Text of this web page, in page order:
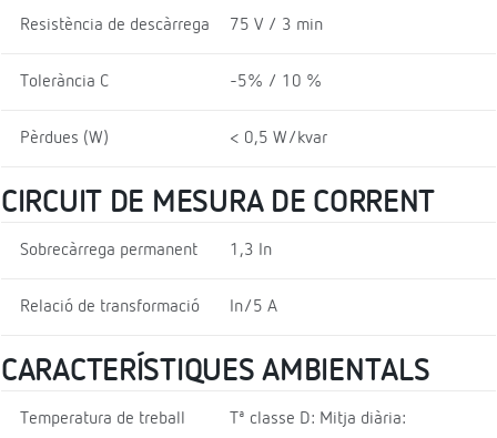
Resistència de descàrrega 75 V / 3 min
Tolerància C -5% / 10 %
Pèrdues (W) < 0,5 W/kvar
CIRCUIT DE MESURA DE CORRENT
Sobrecàrrega permanent 1,3 In
Relació de transformació In/5 A
CARACTERÍSTIQUES AMBIENTALS
Temperatura de treball Tª classe D: Mitja diària: